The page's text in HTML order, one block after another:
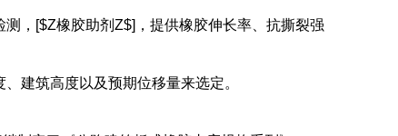
，[$Z橡胶助剂Z$]，提供橡胶伸长率、抗撕裂强
建筑高度以及预期位移量来选定。